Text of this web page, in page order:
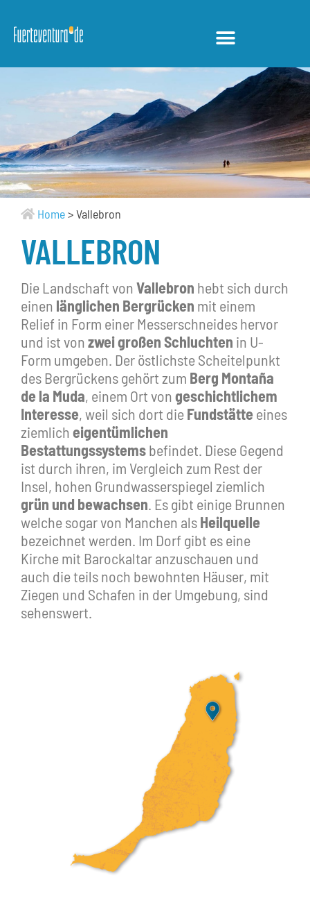
Home>Vallebron
VALLEBRON
Die Landschaft von Vallebron hebt sich durch
einen länglichen Bergrücken mit einem
Relief in Form einer Messerschneides hervor
und ist von zwei großen Schluchten in U-
Form umgeben. Der östlichste Scheitelpunkt
des Bergrückens gehört zum Berg Montaña
de la Muda, einem Ort von geschichtlichem
Interesse, weil sich dort dieFundstätte eines
ziemlich eigentümlichen
Bestattungssystemsbefindet. Diese Gegend
ist durch ihren, im Vergleich zum Rest der
Insel, hohen Grundwasserspiegel ziemlich
grün und bewachsen . Es gibt einige Brunnen
welche sogar von Manchen alsHeilquelle
bezeichnet werden. Im Dorf gibt es eine
Kirche mit Barockaltar anzuschauen und
auch die teils noch bewohnten Häuser, mit
Ziegen und Schafen in der Umgebung, sind
sehenswert.